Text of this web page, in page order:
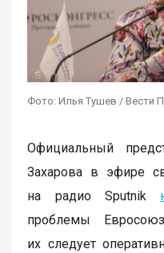
Фото: Илья Тушев / Вести
Официальный
Захарова в эфире
на радио Sputnik
проблемы
их следует